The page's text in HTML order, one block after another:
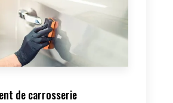
de carrosserie